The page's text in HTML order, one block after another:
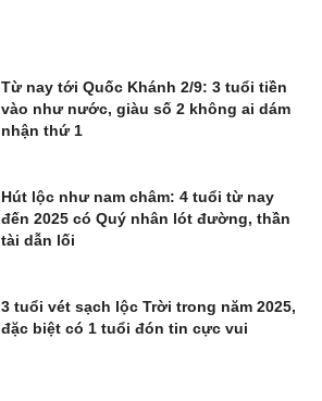
Từ nay tới Quốc Khánh 2/9: 3 tuổi tiền
vào như nước, giàu số 2 không ai dám
nhận thứ 1
Hút lộc như nam châm: 4 tuổi từ nay
đến 2025 có Quý nhân lót đường, thần
tài dẫn lối
3 tuổi vét sạch lộc Trời trong năm 2025,
đặc biệt có 1 tuổi đón tin cực vui